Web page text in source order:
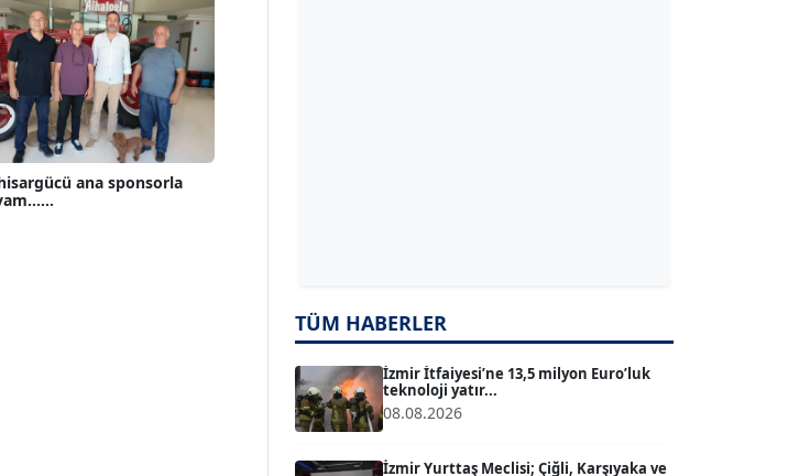
ana sponsorla
T TUĞÇE TUĞSAVUL BAYSOY
ATİLLA KÖPRÜLÜOĞLU
TÜM HABERLER
İzmir İtfaiyesi’ne 13,5 milyon Euro’luk
teknoloji yatır...
08.08.2026
İzmir Yurttaş Meclisi; Çiğli, Karşıyaka ve